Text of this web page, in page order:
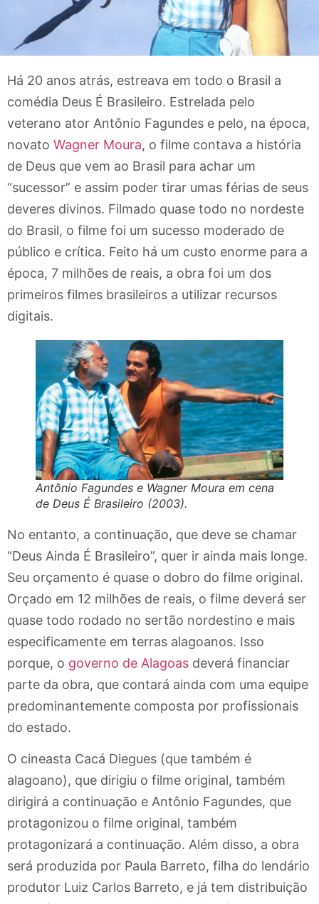
Há 20 anos atrás, estreava em todo o Brasil a
comédia Deus É Brasileiro. Estrelada pelo
veterano ator Antônio Fagundes e pelo, na época,
novato Wagner Moura, o filme contava a história
de Deus que vem ao Brasil para achar um
“sucessor” e assim poder tirar umas férias de seus
deveres divinos. Filmado quase todo no nordeste
do Brasil, o filme foi um sucesso moderado de
público e crítica. Feito há um custo enorme para a
época, 7 milhões de reais, a obra foi um dos
primeiros filmes brasileiros a utilizar recursos
digitais.
Antônio Fagundes e Wagner Moura em cena
de Deus É Brasileiro (2003).
No entanto, a continuação, que deve se chamar
“Deus Ainda É Brasileiro”, quer ir ainda mais longe.
Seu orçamento é quase o dobro do filme original.
Orçado em 12 milhões de reais, o filme deverá ser
quase todo rodado no sertão nordestino e mais
especificamente em terras alagoanos. Isso
porque, o governo de Alagoas deverá financiar
parte da obra, que contará ainda com uma equipe
predominantemente composta por profissionais
do estado.
O cineasta Cacá Diegues (que também é
alagoano), que dirigiu o filme original, também
dirigirá a continuação e Antônio Fagundes, que
protagonizou o filme original, também
protagonizará a continuação. Além disso, a obra
será produzida por Paula Barreto, filha do lendário
produtor Luiz Carlos Barreto, e já tem distribuição